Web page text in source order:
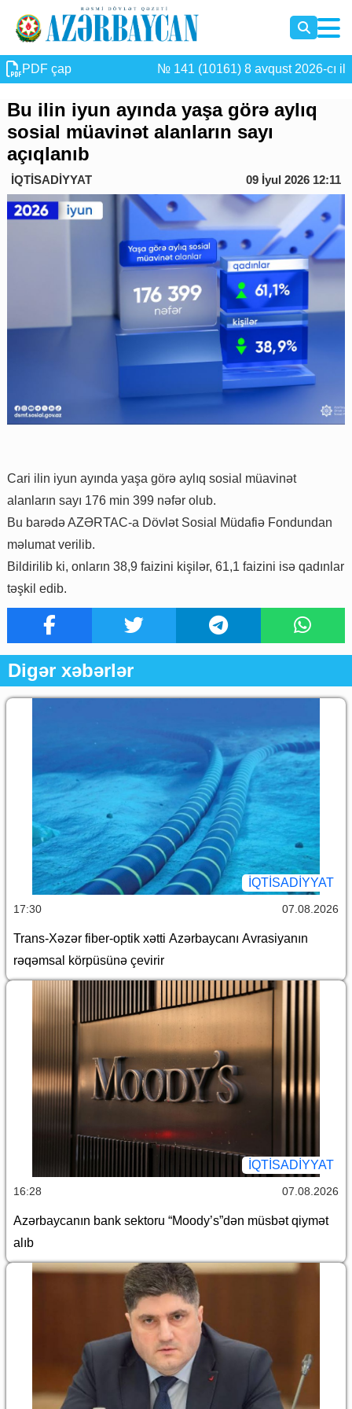
PDF çap № 141 (10161) 8 avqust 2026-cı il
Bu ilin iyun ayında yaşa görə aylıq
sosial müavinət alanların sayı
açıqlanıb
İQTİSADİYYAT 09 İyul 2026 12:11
Cari ilin iyun ayında yaşa görə aylıq sosial müavinət
alanların sayı 176 min 399 nəfər olub.
Bu barədə AZƏRTAC-a Dövlət Sosial Müdafiə Fondundan
məlumat verilib.
Bildirilib ki, onların 38,9 faizini kişilər, 61,1 faizini isə qadınlar
təşkil edib.
Digər xəbərlər
İQTİSADİYYAT
17:30 07.08.2026
Trans-Xəzər fiber-optik xətti Azərbaycanı Avrasiyanın
rəqəmsal körpüsünə çevirir
İQTİSADİYYAT
16:28 07.08.2026
Azərbaycanın bank sektoru “Moody’s”dən müsbət qiymət
alıb